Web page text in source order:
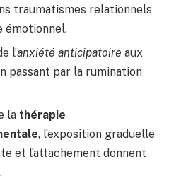
traumatismes relationnels
émotionnel.
l’anxiété anticipatoire aux
passant par la rumination
la thérapie
, l’exposition graduelle
et l’attachement donnent